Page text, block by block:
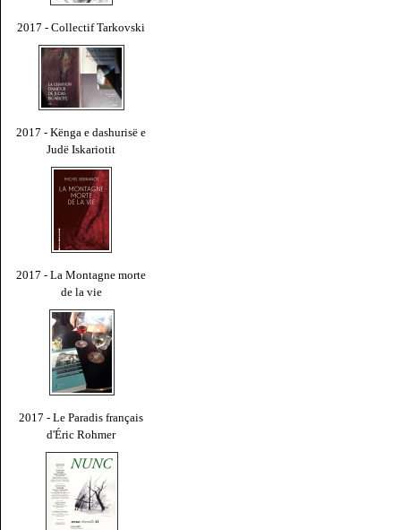
2017 - Collectif Tarkovski
2017 - Kënga e dashurisë e
Judë Iskariotit
2017 - La Montagne morte
de la vie
2017 - Le Paradis français
d'Éric Rohmer